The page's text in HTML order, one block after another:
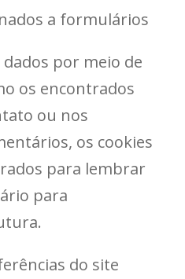
a formulários
por meio de
os encontrados
ou nos
os cookies
para lembrar
para
do site